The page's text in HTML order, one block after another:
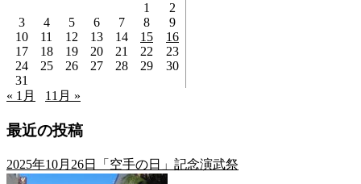
1
2
3
4 5 6 7 8
9
10
11 12 13 14 15
16
17
18 19 20 21 22
23
24
25 26 27 28 29
30
31
« 1月
11月 »
最近の投稿
2025年10月26日「空手の日」記念演武祭